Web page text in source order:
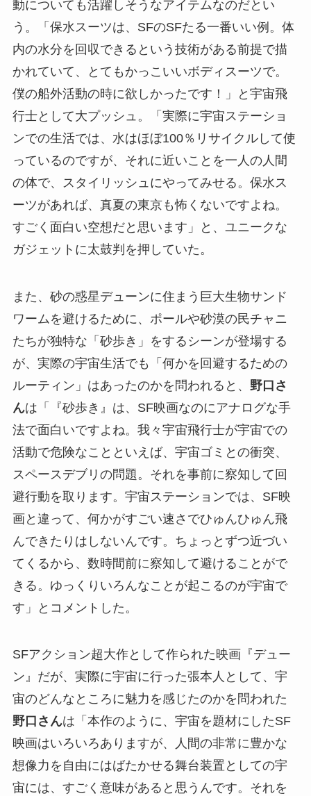
動についても活躍しそうなアイテムなのだとい
う。「保水スーツは、SFのSFたる一番いい例。体
内の水分を回収できるという技術がある前提で描
かれていて、とてもかっこいいボディスーツで。
僕の船外活動の時に欲しかったです！」と宇宙飛
行士として大プッシュ。「実際に宇宙ステーショ
ンでの生活では、水はほぼ100％リサイクルして使
っているのですが、それに近いことを一人の人間
の体で、スタイリッシュにやってみせる。保水ス
ーツがあれば、真夏の東京も怖くないですよね。
すごく面白い空想だと思います」と、ユニークな
ガジェットに太鼓判を押していた。
また、砂の惑星デューンに住まう巨大生物サンド
ワームを避けるために、ポールや砂漠の民チャニ
たちが独特な「砂歩き」をするシーンが登場する
が、実際の宇宙生活でも「何かを回避するための
ルーティン」はあったのかを問われると、 野口さ
んは「『砂歩き』は、SF映画なのにアナログな手
法で面白いですよね。我々宇宙飛行士が宇宙での
活動で危険なことといえば、宇宙ゴミとの衝突、
スペースデブリの問題。それを事前に察知して回
避行動を取ります。宇宙ステーションでは、SF映
画と違って、何かがすごい速さでひゅんひゅん飛
んできたりはしないんです。ちょっとずつ近づい
てくるから、数時間前に察知して避けることがで
きる。ゆっくりいろんなことが起こるのが宇宙で
す」とコメントした。
SFアクション超大作として作られた映画『デュー
ン』だが、実際に宇宙に行った張本人として、宇
宙のどんなところに魅力を感じたのかを問われた
野口さんは「本作のように、宇宙を題材にしたSF
映画はいろいろありますが、人間の非常に豊かな
想像力を自由にはばたかせる舞台装置としての宇
宙には、すごく意味があると思うんです。それを